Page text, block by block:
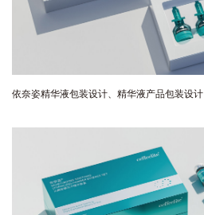
依奈姿精华液包装设计、精华液产品包装设计